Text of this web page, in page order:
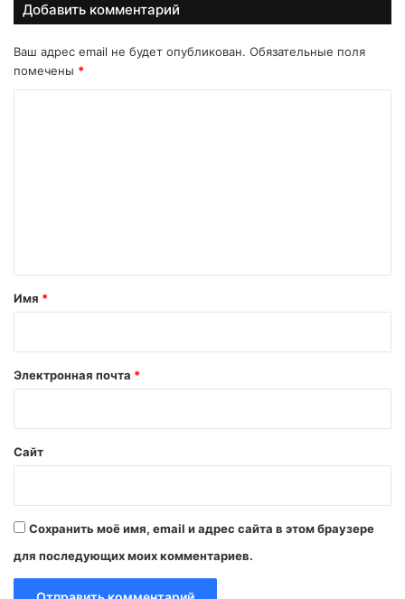
Добавить комментарий
Ваш адрес email не будет опубликован. Обязательные поля
помечены *
а
й
Имя *
Электронная почта *
Сайт
Сохранить моё имя, email и адрес сайта в этом браузере
для последующих моих комментариев.